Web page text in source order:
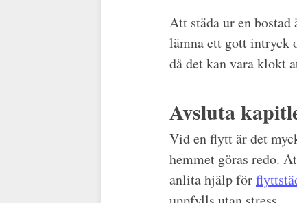
Att städa ur en
lämna ett gott intryck
då det kan vara klokt
Avsluta
Vid en flytt är det
hemmet göras redo.
anlita hjälp för